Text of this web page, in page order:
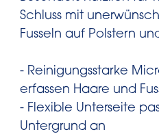
Schluss mit
Fusseln auf Polstern
- Reinigungsstarke
erfassen Haare und
- Flexible Unterseite
Untergrund an